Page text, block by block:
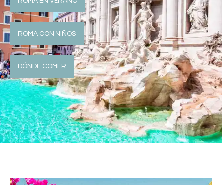
ROMA CON NIÑOS
DÓNDE COMER